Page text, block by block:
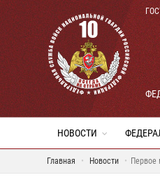
НОВОСТИ
Главная Новости Первое